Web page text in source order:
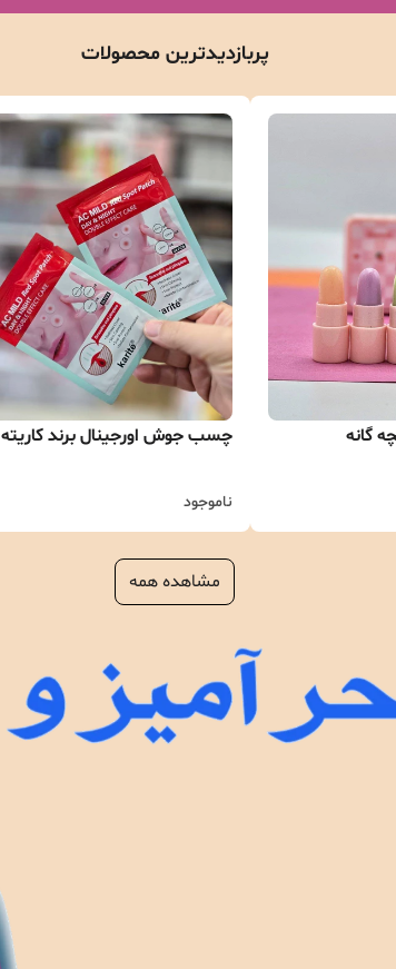
پربازدیدترین محصولات
چسب جوش اورجینال برند کاریته
ناموجود
مشاهده همه